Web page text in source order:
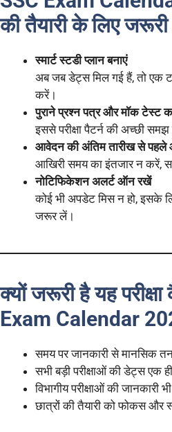
की तैयारी के लिए जरूरी
स्मार्ट स्टडी प्लान बनाएं
अब जब डेट्स मिल गई हैं, तो एक
करें।
पुराने प्रश्न पत्र और मॉक टेस्ट
इससे परीक्षा पैटर्न की अच्छी
आवेदन की अंतिम तारीख से
आखिरी समय का इंतजार न करें,
नोटिफिकेशन अलर्ट ऑन रखें
कोई भी अपडेट मिस न हो, इसके
जरूर लें।
क्यों जरूरी है यह
Exam Calendar
समय पर जानकारी से मानसिक
सभी बड़ी परीक्षाओं की डेट्स एक
विभागीय परीक्षाओं की जानकारी
छात्रों की तैयारी को फोकस और